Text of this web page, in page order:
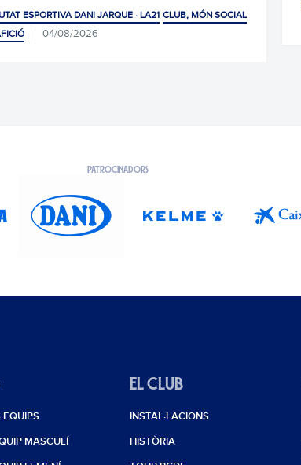
ESPORTIVA DANI JARQUE · LA21 CLUB, MÓN SOCIAL
04/08/2026
PATROCINADORS
EQUIPS
MASCULÍ
EL CLUB
INSTAL·LACIONS
HISTÒRIA